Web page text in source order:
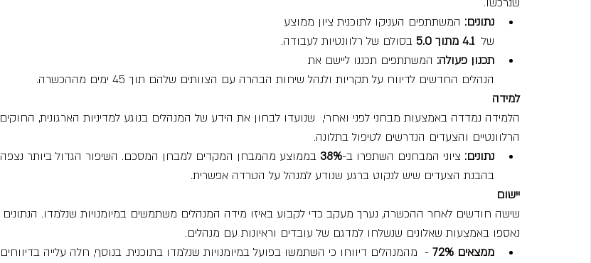
נתונים: המשתתפים העניקו לתוכנית ציון ממוצע
של 4.1 מתוך 5.0
בסולם של רלוונטיות לעבודה.
תכנון פעולה: המשתתפים תכננו ליישם את
הנהלים החדשים לדיווח על תקריות ולנהל שיחות הבהרה עם הצוותים שלהם תוך 45 ימים מההכשרה.
למידה
הלמידה נמדדה באמצעות מבחני לפני ואחרי,  שנועדו לבחון את הידע של המנהלים בנוגע למדיניות הארגונית, החוקים
הרלוונטיים והצעדים הנדרשים לטיפול בתלונה.
נתונים: ציוני המבחנים השתפרו ב-38% בממוצע מהמבחן המקדים למבחן המסכם. השיפור הגדול ביותר נצפה
בהבנת הצעדים שיש לנקוט ברגע שנודע למנהל על הטרדה אפשרית.
יישום
שישה חודשים לאחר ההכשרה, נערך מעקב כדי לקבוע באיזו מידה המנהלים משתמשים במיומנויות שנלמדו. הנתונים
נאספו באמצעות שאלונים שנשלחו למדגם של עובדים וראיונות עם מנהלים.
ממצאים 72% -  מהמנהלים דיווחו כי השתמשו בפועל במיומנויות שנלמדו בתוכנית. בנוסף, חלה עלייה בדיווחים